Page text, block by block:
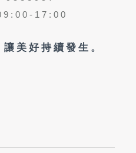
17:00
美好持續發生。